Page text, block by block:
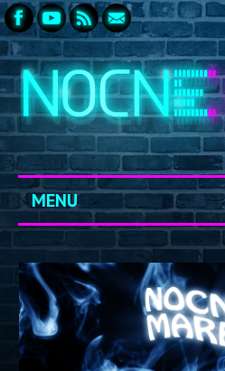
MENU
START
ARCHIWUM
KONTAKT